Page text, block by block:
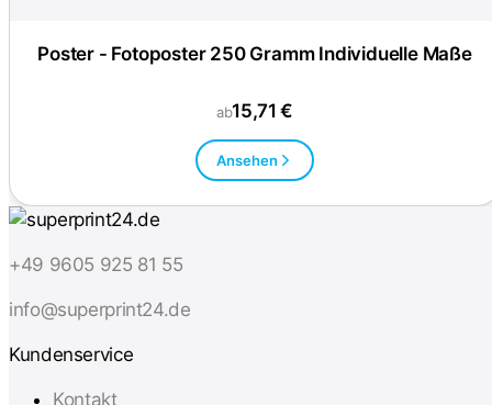
Poster - Fotoposter 250 Gramm Individuelle Maße
ab15,71 €
Ansehen
+49 9605 925 81 55
info@superprint24.de
Kundenservice
Kontakt